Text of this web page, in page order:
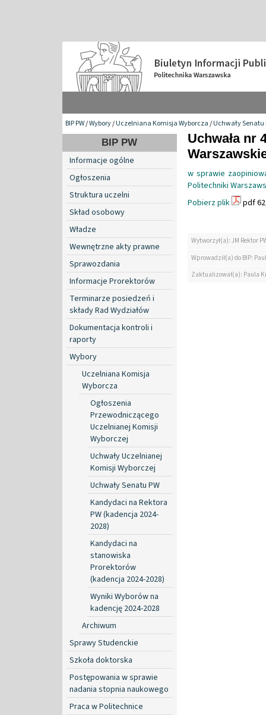
BIP PW/Wybory/Uczelniana Komisja Wyborcza/Uchwały Senatu
BIP PW
Informacje ogólne
Ogłoszenia
Struktura uczelni
Skład osobowy
Władze
Wewnętrzne akty prawne
Sprawozdania
Informacje Prorektorów
Terminarze posiedzeń i
składy Rad Wydziałów
Dokumentacja kontroli i
raporty
Wybory
Uczelniana Komisja
Wyborcza
Ogłoszenia
Przewodniczącego
Uczelnianej Komisji
Wyborczej
Uchwały Uczelnianej
Komisji Wyborczej
Uchwały Senatu PW
Kandydaci na Rektora
PW (kadencja 2024-
2028)
Kandydaci na
stanowiska
Prorektorów
(kadencja 2024-2028)
Wyniki Wyborów na
kadencję 2024-2028
Archiwum
Sprawy Studenckie
Szkoła doktorska
Postępowania w sprawie
nadania stopnia naukowego
Praca w Politechnice
Uchwała nr
w sprawie
Politechniki
Pobierz plik
pdf
Wytworzył(a): JM Rektor
Wprowadził(a) do BIP:
Zaktualizował(a): Paula